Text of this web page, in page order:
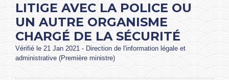
LITIGE AVEC LA POLICE OU
UN AUTRE ORGANISME
CHARGÉ DE LA SÉCURITÉ
Vérifié le 21 Jan 2021 - Direction de l'information légale et
administrative (Première ministre)